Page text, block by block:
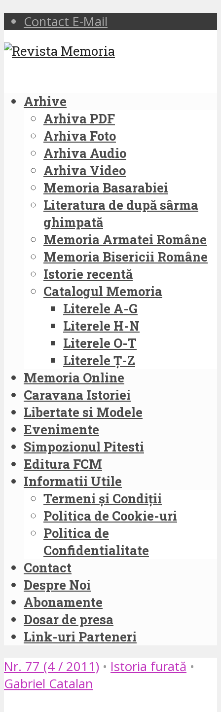
Contact E-Mail
Arhive
Arhiva PDF
Arhiva Foto
Arhiva Audio
Arhiva Video
Memoria Basarabiei
Literatura de după sârma
ghimpată
Memoria Armatei Române
Memoria Bisericii Române
Istorie recentă
Catalogul Memoria
Literele A-G
Literele H-N
Literele O-T
Literele Ț-Z
Memoria Online
Caravana Istoriei
Libertate si Modele
Evenimente
Simpozionul Pitesti
Editura FCM
Informatii Utile
Termeni și Condiții
Politica de Cookie-uri
Politica de
Confidentialitate
Contact
Despre Noi
Abonamente
Dosar de presa
Link-uri Parteneri
Nr. 77 (4 / 2011) • Istoria furată •
Gabriel Catalan